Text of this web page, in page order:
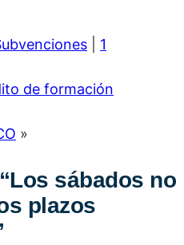
1
de formación
»
Los sábados no
plazos